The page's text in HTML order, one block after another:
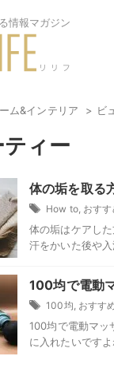
情報マガジン
ム&インテリア ビ
ィー
体の垢を取る
How to, おすす
体の垢はケアし
汗をかいた後や
100均で電動
100均, おすす
100均で電動マッ
に入れたいです